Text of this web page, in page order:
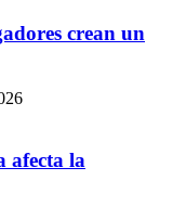
crean un
afecta la